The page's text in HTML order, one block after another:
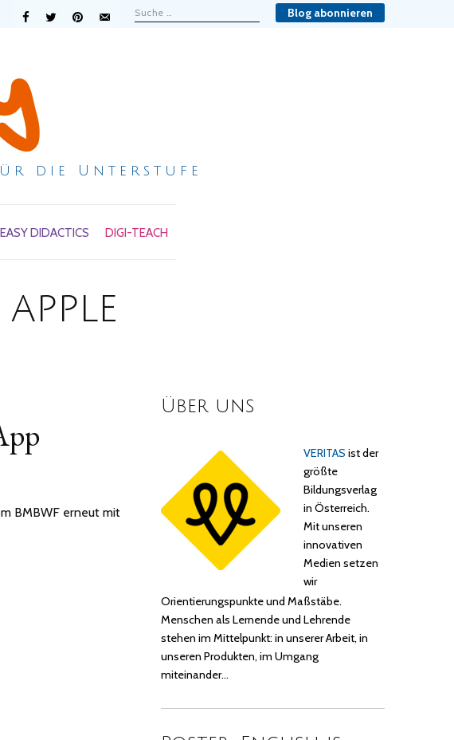
Blog abonnieren
die Unterstufe
EASY DIDACTICS DIGI-TEACH
apple
BMBWF erneut mit
Über uns
VERITAS ist der
größte
Bildungsverlag
in Österreich.
Mit unseren
innovativen
Medien setzen
wir
Orientierungspunkte und Maßstäbe.
Menschen als Lernende und Lehrende
stehen im Mittelpunkt: in unserer Arbeit, in
unseren Produkten, im Umgang
miteinander…